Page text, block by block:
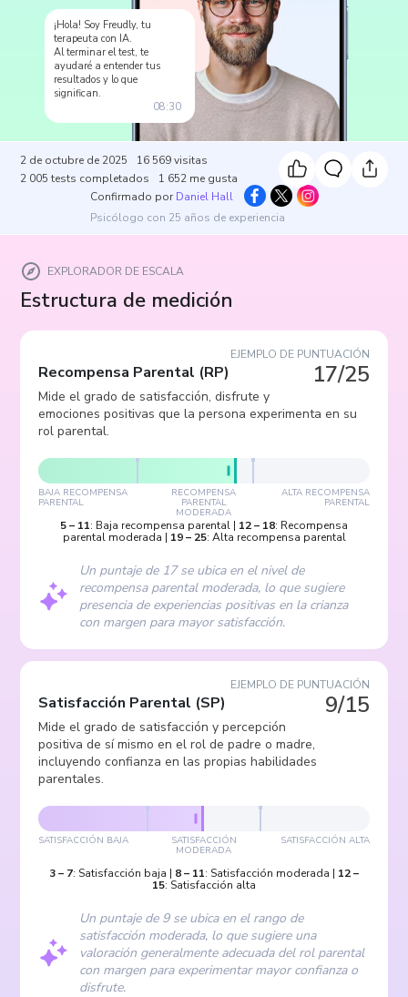
¡Hola! Soy Freudly, tu
terapeuta con IA.
Al terminar el test, te
ayudaré a entender tus
resultados y lo que
significan.
08:30
2 de octubre de 2025 16 569 visitas
2 005 tests completados 1 652 me gusta
Confirmado por Daniel Hall
Psicólogo con 25 años de experiencia
EXPLORADOR DE ESCALA
Estructura de medición
EJEMPLO DE PUNTUACIÓN
17/25
Recompensa Parental (RP)
Mide el grado de satisfacción, disfrute y
emociones positivas que la persona experimenta en su
rol parental.
BAJA RECOMPENSA
PARENTAL
RECOMPENSA
PARENTAL
MODERADA
ALTA RECOMPENSA
PARENTAL
5– 11: Baja recompensa parental | 12– 18: Recompensa
parental moderada | 19– 25: Alta recompensa parental
Un puntaje de 17 se ubica en el nivel de
recompensa parental moderada, lo que sugiere
presencia de experiencias positivas en la crianza
con margen para mayor satisfacción.
EJEMPLO DE PUNTUACIÓN
9/15
Satisfacción Parental (SP)
Mide el grado de satisfacción y percepción
positiva de sí mismo en el rol de padre o madre,
incluyendo confianza en las propias habilidades
parentales.
SATISFACCIÓN BAJA SATISFACCIÓN
MODERADA
SATISFACCIÓN ALTA
3– 7: Satisfacción baja | 8– 11: Satisfacción moderada | 12–
15: Satisfacción alta
Un puntaje de 9 se ubica en el rango de
satisfacción moderada, lo que sugiere una
valoración generalmente adecuada del rol parental
con margen para experimentar mayor confianza o
disfrute.